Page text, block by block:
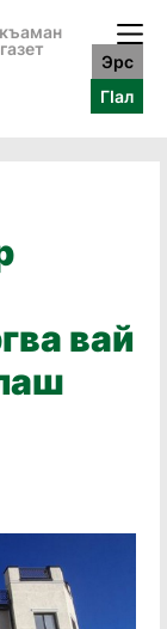
къаман
Эрс
ГӀал
вай